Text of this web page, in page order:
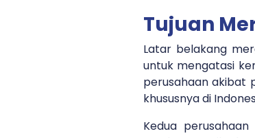
Tujuan
Latar belakang
untuk mengatasi
perusahaan akibat
khususnya di
Kedua